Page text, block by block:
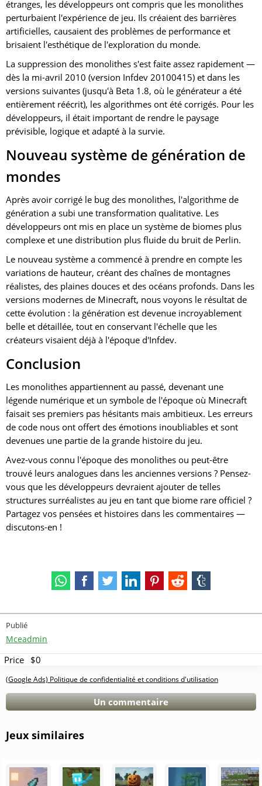
étranges, les développeurs ont compris que les monolithes
perturbaient l'expérience de jeu. Ils créaient des barrières
artificielles, causaient des problèmes de performance et
brisaient l'esthétique de l'exploration du monde.
La suppression des monolithes s'est faite assez rapidement —
dès la mi-avril 2010 (version Infdev 20100415) et dans les
versions suivantes (jusqu'à Beta 1.8, où le générateur a été
entièrement réécrit), les algorithmes ont été corrigés. Pour les
développeurs, il était important de rendre le paysage
prévisible, logique et adapté à la survie.
Nouveau système de génération de
mondes
Après avoir corrigé le bug des monolithes, l'algorithme de
génération a subi une transformation qualitative. Les
développeurs ont mis en place un système de biomes plus
complexe et une distribution plus fluide du bruit de Perlin.
Le nouveau système a commencé à prendre en compte les
variations de hauteur, créant des chaînes de montagnes
réalistes, des plaines douces et des océans profonds. Dans les
versions modernes de Minecraft, nous voyons le résultat de
cette évolution : la génération est devenue incroyablement
belle et détaillée, tout en conservant l'échelle que les
créateurs visaient déjà à l'époque d'Infdev.
Conclusion
Les monolithes appartiennent au passé, devenant une
légende numérique et un symbole de l'époque où Minecraft
faisait ses premiers pas hésitants mais ambitieux. Les erreurs
de code nous ont offert des émotions inoubliables et sont
devenues une partie de la grande histoire du jeu.
Avez-vous connu l'époque des monolithes ou peut-être
trouvé leurs analogues dans les anciennes versions ? Pensez-
vous que les développeurs devraient ajouter de telles
structures surréalistes au jeu en tant que biome rare officiel ?
Partagez vos pensées et histoires dans les commentaires —
discutons-en !
Publié
Mceadmin
Price $0
(Google Ads) Politique de confidentialité et conditions d'utilisation
Un commentaire
Jeux similaires